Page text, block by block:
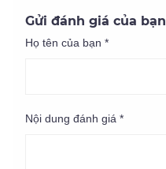
Gửi đánh giá của bạn
Họ tên của bạn *
Nội dung đánh giá *